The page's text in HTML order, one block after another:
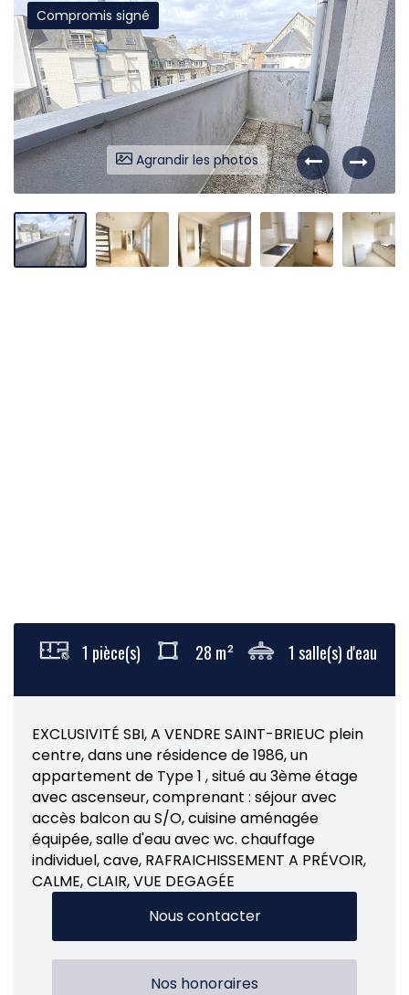
Liens utiles Partenaires Nos avis Nos outils
Agrandir les photos
Compromis signé
1 pièce(s) 28 m² 1 salle(s) d'eau
EXCLUSIVITÉ SBI, A VENDRE SAINT-BRIEUC plein
centre, dans une résidence de 1986, un
appartement de Type 1 , situé au 3ème étage
avec ascenseur, comprenant : séjour avec
accès balcon au S/O, cuisine aménagée
équipée, salle d'eau avec wc. chauffage
individuel, cave, RAFRAICHISSEMENT A PRÉVOIR,
CALME, CLAIR, VUE DEGAGÉE
Nous contacter
Nos honoraires